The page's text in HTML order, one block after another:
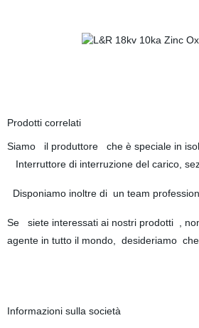
Prodotti correlati
Siamo il produttore che è speciale in
Interruttore di interruzione del carico,
Disponiamo inoltre di un team
Se siete interessati ai nostri prodotti ,
agente in tutto il mondo, desideriamo
Informazioni sulla società